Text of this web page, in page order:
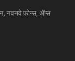
नवनवे फोन्स, ॲप्स